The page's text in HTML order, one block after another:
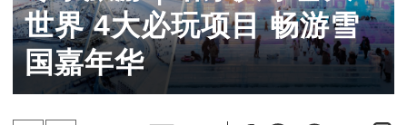
世界 4大必玩项目 畅游雪
国嘉年华